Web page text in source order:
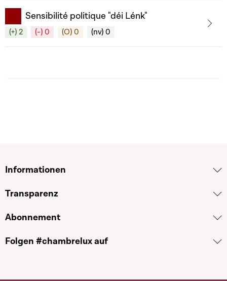
Sensibilité politique "déi Lénk"
(+) 2 (-) 0 (O) 0 (nv) 0
Informationen
Transparenz
Abonnement
Folgen #chambrelux auf